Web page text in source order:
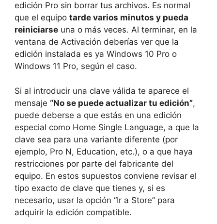
edición Pro sin borrar tus archivos. Es normal
que el equipo tarde varios minutos y pueda
reiniciarse una o más veces. Al terminar, en la
ventana de Activación deberías ver que la
edición instalada es ya Windows 10 Pro o
Windows 11 Pro, según el caso.
Si al introducir una clave válida te aparece el
mensaje “No se puede actualizar tu edición”,
puede deberse a que estás en una edición
especial como Home Single Language, a que la
clave sea para una variante diferente (por
ejemplo, Pro N, Education, etc.), o a que haya
restricciones por parte del fabricante del
equipo. En estos supuestos conviene revisar el
tipo exacto de clave que tienes y, si es
necesario, usar la opción “Ir a Store” para
adquirir la edición compatible.